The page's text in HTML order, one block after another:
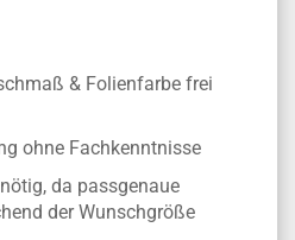
& Folienfarbe frei
ohne Fachkenntnisse
da passgenaue
der Wunschgröße